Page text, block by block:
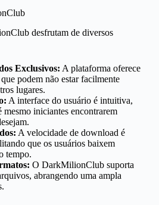
desfrutam de diversos
Exclusivos: A plataforma oferece
podem não estar facilmente
lugares.
A interface do usuário é intuitiva,
mesmo iniciantes encontrarem
A velocidade de download é
que os usuários baixem
tempo.
O DarkMilionClub suporta
abrangendo uma ampla